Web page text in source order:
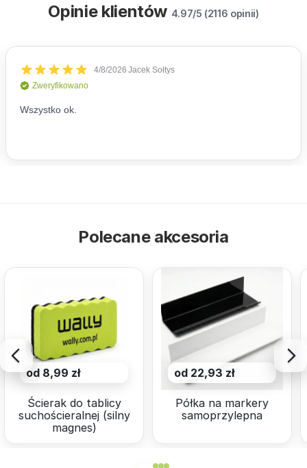
Opinie klientów 4.97/5 (2116 opinii)
Polecane akcesoria
od 8,99 zł
Ścierak do tablicy
suchościeralnej (silny
magnes)
od 22,93 zł
Półka na markery
samoprzylepna